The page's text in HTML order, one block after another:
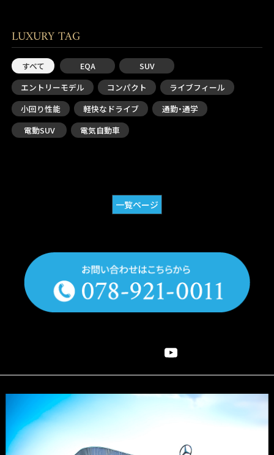
LUXURY TAG
すべて EQA
SUV
エントリーモデル
コンパクト
ライブフィール
小回り性能
軽快なドライブ
通勤・通学
電動SUV
電気自動車
一覧ページ